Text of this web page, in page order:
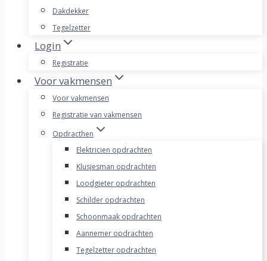
Dakdekker
Tegelzetter
Login
Registratie
Voor vakmensen
Voor vakmensen
Registratie van vakmensen
Opdracthen
Elektricien opdrachten
Klusjesman opdrachten
Loodgieter opdrachten
Schilder opdrachten
Schoonmaak opdrachten
Aannemer opdrachten
Tegelzetter opdrachten